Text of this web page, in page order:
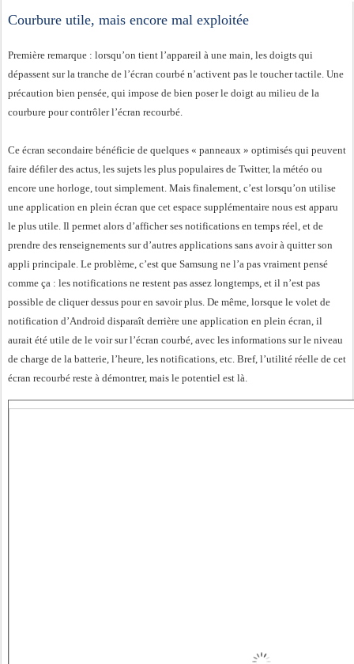
Courbure utile, mais encore mal exploitée
Première remarque : lorsqu’on tient l’appareil à une main, les doigts qui
dépassent sur la tranche de l’écran courbé n’activent pas le toucher tactile. Une
précaution bien pensée, qui impose de bien poser le doigt au milieu de la
courbure pour contrôler l’écran recourbé.
Ce écran secondaire bénéficie de quelques « panneaux » optimisés qui peuvent
faire défiler des actus, les sujets les plus populaires de Twitter, la météo ou
encore une horloge, tout simplement. Mais finalement, c’est lorsqu’on utilise
une application en plein écran que cet espace supplémentaire nous est apparu
le plus utile. Il permet alors d’afficher ses notifications en temps réel, et de
prendre des renseignements sur d’autres applications sans avoir à quitter son
appli principale. Le problème, c’est que Samsung ne l’a pas vraiment pensé
comme ça : les notifications ne restent pas assez longtemps, et il n’est pas
possible de cliquer dessus pour en savoir plus. De même, lorsque le volet de
notification d’Android disparaît derrière une application en plein écran, il
aurait été utile de le voir sur l’écran courbé, avec les informations sur le niveau
de charge de la batterie, l’heure, les notifications, etc. Bref, l’utilité réelle de cet
écran recourbé reste à démontrer, mais le potentiel est là.